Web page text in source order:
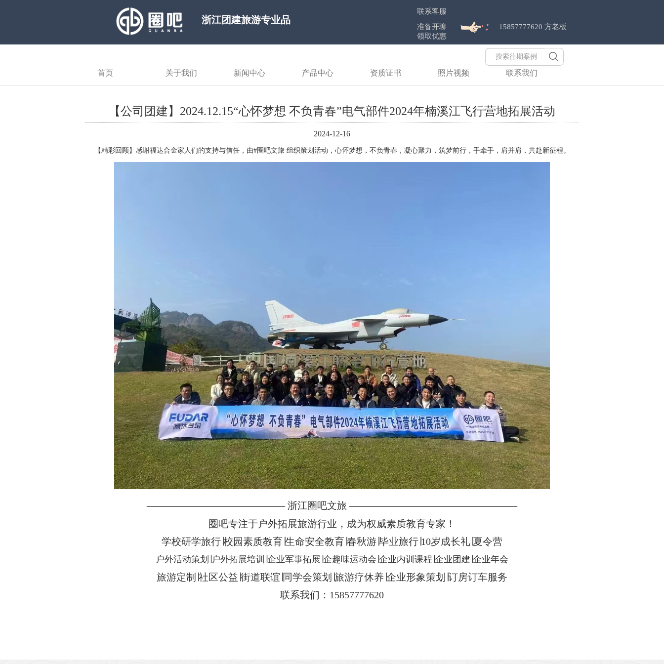
浙江团建旅游专业品
联系客服
准备开聊
15857777620 方老板
领取优惠
首页 关于我们 新闻中心 产品中心 资质证书 照片视频 联系我们
【公司团建】2024.12.15“心怀梦想 不负青春”电气部件2024年楠溪江飞行营地拓展活动
2024-12-16
【精彩回顾】感谢福达合金家人们的支持与信任，由#圈吧文旅 组织策划活动，心怀梦想，不负青春，凝心聚力，筑梦前行，手牵手，肩并肩，共赴新征程。
—————————————— 浙江圈吧文旅 —————————————————
圈吧专注于户外拓展旅游行业，成为权威素质教育专家！
学校研学旅行∣校园素质教育∣生命安全教育∣春秋游∣毕业旅行∣10岁成长礼∣夏令营
户外活动策划∣户外拓展培训∣企业军事拓展∣企趣味运动会∣企业内训课程∣企业团建∣企业年会
旅游定制∣社区公益∣街道联谊∣同学会策划∣旅游疗休养∣企业形象策划∣订房订车服务
联系我们：15857777620